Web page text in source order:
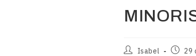
Isabel 29